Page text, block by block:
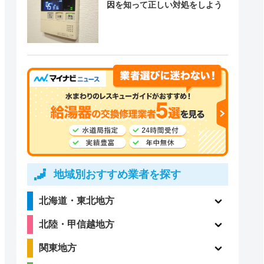
因を知って正しい対処をしよう
地域別おすすめ業者を探す
北海道・東北地方
北陸・甲信越地方
関東地方